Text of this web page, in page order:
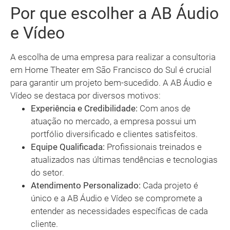
Por que escolher a AB Áudio
e Vídeo
A escolha de uma empresa para realizar a consultoria
em Home Theater em São Francisco do Sul é crucial
para garantir um projeto bem-sucedido. A AB Áudio e
Vídeo se destaca por diversos motivos:
Experiência e Credibilidade: Com anos de
atuação no mercado, a empresa possui um
portfólio diversificado e clientes satisfeitos.
Equipe Qualificada: Profissionais treinados e
atualizados nas últimas tendências e tecnologias
do setor.
Atendimento Personalizado: Cada projeto é
único e a AB Áudio e Vídeo se compromete a
entender as necessidades específicas de cada
cliente.